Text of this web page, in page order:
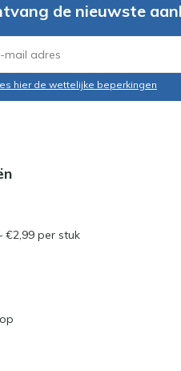
de nieuwste
hier de wettelijke beperkingen
€2,99 per stuk